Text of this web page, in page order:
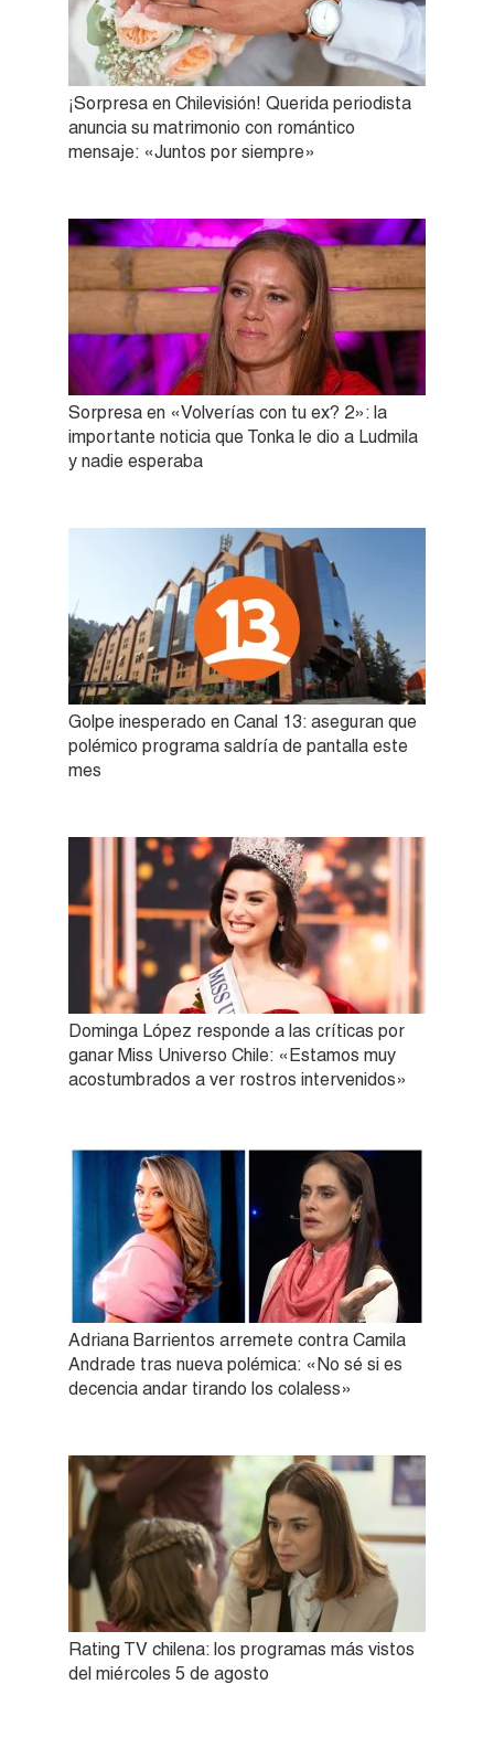
¡Sorpresa en Chilevisión! Querida periodista
anuncia su matrimonio con romántico
mensaje: «Juntos por siempre»
Sorpresa en «Volverías con tu ex? 2»: la
importante noticia que Tonka le dio a Ludmila
y nadie esperaba
Golpe inesperado en Canal 13: aseguran que
polémico programa saldría de pantalla este
mes
Dominga López responde a las críticas por
ganar Miss Universo Chile: «Estamos muy
acostumbrados a ver rostros intervenidos»
Adriana Barrientos arremete contra Camila
Andrade tras nueva polémica: «No sé si es
decencia andar tirando los colaless»
Rating TV chilena: los programas más vistos
del miércoles 5 de agosto